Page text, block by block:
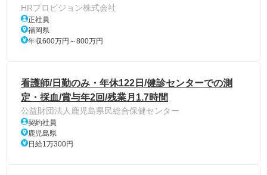
HRプロビジョン株式会社
正社員
福岡県
年収600万円～800万円
看護師/日勤のみ・年休122日/健診センターでの測
定・採血/賞与年2回/残業月1.7時間
公益財団法人鹿児島県民総合保健センター
契約社員
鹿児島県
日給1万300円